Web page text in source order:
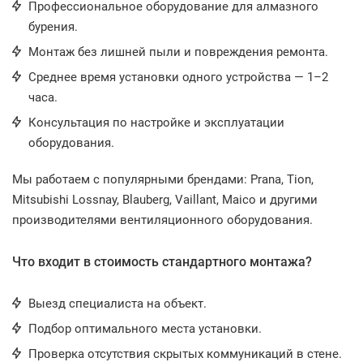
Профессиональное оборудование для алмазного
бурения.
Монтаж без лишней пыли и повреждения ремонта.
Среднее время установки одного устройства — 1–2
часа.
Консультация по настройке и эксплуатации
оборудования.
Мы работаем с популярными брендами: Prana, Tion,
Mitsubishi Lossnay, Blauberg, Vaillant, Maico и другими
производителями вентиляционного оборудования.
Что входит в стоимость стандартного монтажа?
Выезд специалиста на объект.
Подбор оптимального места установки.
Проверка отсутствия скрытых коммуникаций в стене.